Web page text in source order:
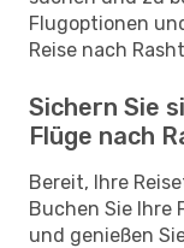
Flugoptionen
Reise nach
Sichern Sie
Flüge nach
Bereit, Ihre
Buchen Sie Ihre
und genießen